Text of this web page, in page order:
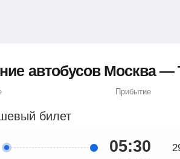
автобусов Москва —
Прибытие
билет
05:30